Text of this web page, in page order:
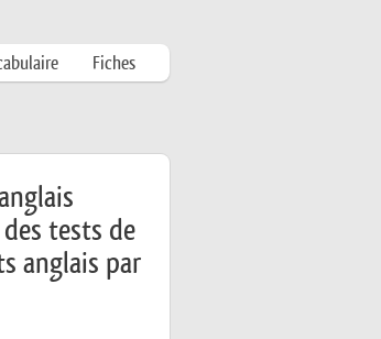
Fiches
tests de
anglais par